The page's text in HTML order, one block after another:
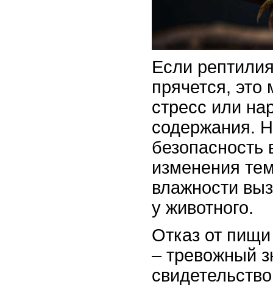
Если
прячется, это
стресс или
содержания.
безопасность
изменения
влажности
у животного.
Отказ от
– тревожный